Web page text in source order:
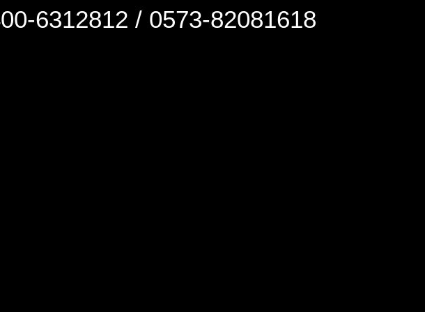
6312812 / 0573-82081618